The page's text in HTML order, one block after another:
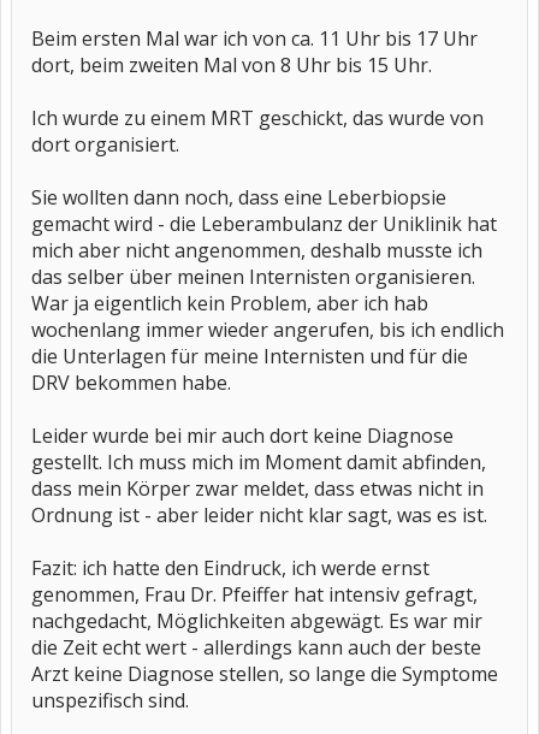
Beim ersten Mal war ich von ca. 11 Uhr bis 17 Uhr
dort, beim zweiten Mal von 8 Uhr bis 15 Uhr.
Ich wurde zu einem MRT geschickt, das wurde von
dort organisiert.
Sie wollten dann noch, dass eine Leberbiopsie
gemacht wird - die Leberambulanz der Uniklinik hat
mich aber nicht angenommen, deshalb musste ich
das selber über meinen Internisten organisieren.
War ja eigentlich kein Problem, aber ich hab
wochenlang immer wieder angerufen, bis ich endlich
die Unterlagen für meine Internisten und für die
DRV bekommen habe.
Leider wurde bei mir auch dort keine Diagnose
gestellt. Ich muss mich im Moment damit abfinden,
dass mein Körper zwar meldet, dass etwas nicht in
Ordnung ist - aber leider nicht klar sagt, was es ist.
Fazit: ich hatte den Eindruck, ich werde ernst
genommen, Frau Dr. Pfeiffer hat intensiv gefragt,
nachgedacht, Möglichkeiten abgewägt. Es war mir
die Zeit echt wert - allerdings kann auch der beste
Arzt keine Diagnose stellen, so lange die Symptome
unspezifisch sind.